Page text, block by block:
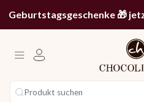
Geburtstagsgeschenke 🎁
Produkt suchen